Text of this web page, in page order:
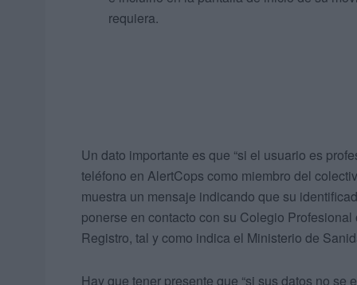
requiera.
Un dato importante es que “si el usuario es
teléfono en AlertCops como miembro del
muestra un mensaje indicando que su
ponerse en contacto con su Colegio
Registro, tal y como indica el Ministerio de
Hay que tener presente que “si sus datos no